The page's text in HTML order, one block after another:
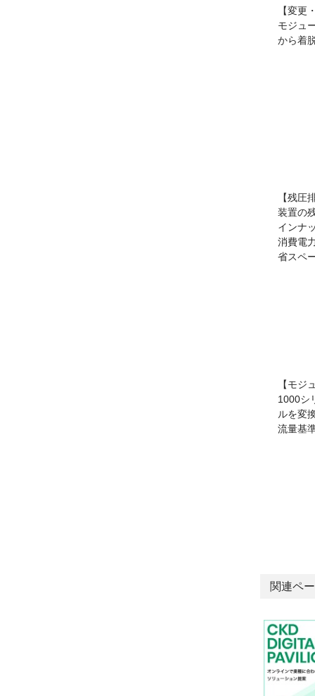
【変更
モジュ
から着
【残圧
装置の
インナ
消費電
省スペ
【モジ
1000シ
ルを変
流量基
関連ペ